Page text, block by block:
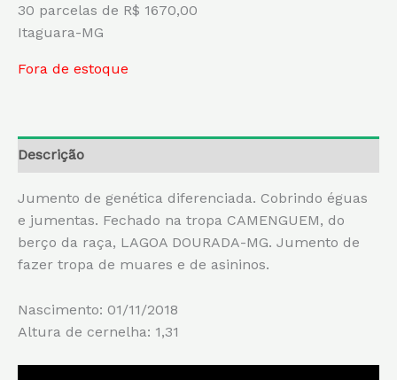
30 parcelas de R$ 1670,00
Itaguara-MG
Fora de estoque
Descrição
Jumento de genética diferenciada. Cobrindo éguas
e jumentas. Fechado na tropa CAMENGUEM, do
berço da raça, LAGOA DOURADA-MG. Jumento de
fazer tropa de muares e de asininos.
Nascimento: 01/11/2018
Altura de cernelha: 1,31